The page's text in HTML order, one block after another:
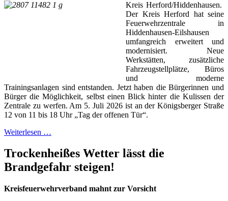
Kreis Herford/Hiddenhausen.
Der Kreis Herford hat seine
Feuerwehrzentrale in
Hiddenhausen-Eilshausen
umfangreich erweitert und
modernisiert. Neue
Werkstätten, zusätzliche
Fahrzeugstellplätze, Büros
und moderne
Trainingsanlagen sind entstanden. Jetzt haben die Bürgerinnen und
Bürger die Möglichkeit, selbst einen Blick hinter die Kulissen der
Zentrale zu werfen. Am 5. Juli 2026 ist an der Königsberger Straße
12 von 11 bis 18 Uhr „Tag der offenen Tür“.
Weiterlesen …
Trockenheißes Wetter lässt die
Brandgefahr steigen!
Kreisfeuerwehrverband mahnt zur Vorsicht